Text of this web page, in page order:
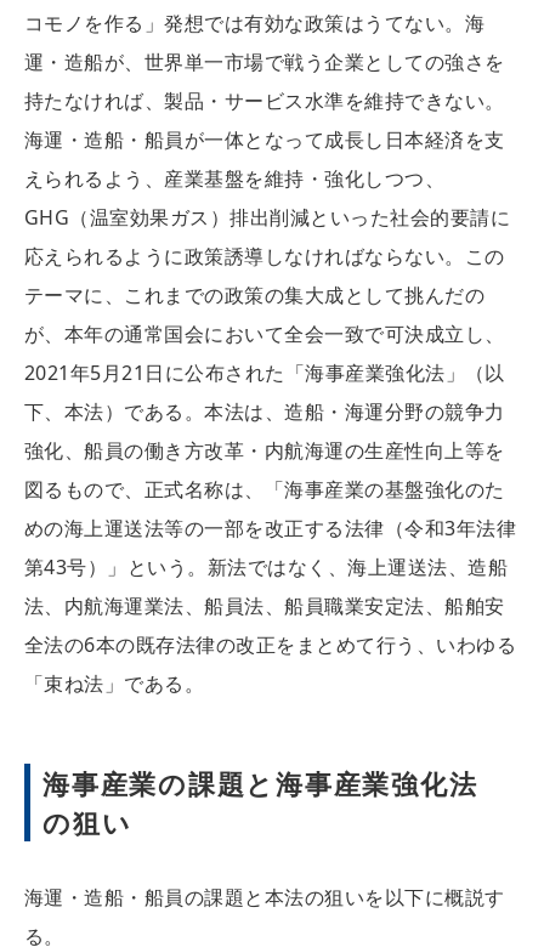
コモノを作る」発想では有効な政策はうてない。海
運・造船が、世界単一市場で戦う企業としての強さを
持たなければ、製品・サービス水準を維持できない。
海運・造船・船員が一体となって成長し日本経済を支
えられるよう、産業基盤を維持・強化しつつ、
GHG（温室効果ガス）排出削減といった社会的要請に
応えられるように政策誘導しなければならない。この
テーマに、これまでの政策の集大成として挑んだの
が、本年の通常国会において全会一致で可決成立し、
2021年5月21日に公布された「海事産業強化法」（以
下、本法）である。本法は、造船・海運分野の競争力
強化、船員の働き方改革・内航海運の生産性向上等を
図るもので、正式名称は、「海事産業の基盤強化のた
めの海上運送法等の一部を改正する法律（令和3年法律
第43号）」という。新法ではなく、海上運送法、造船
法、内航海運業法、船員法、船員職業安定法、船舶安
全法の6本の既存法律の改正をまとめて行う、いわゆる
「束ね法」である。
海事産業の課題と海事産業強化法
の狙い
海運・造船・船員の課題と本法の狙いを以下に概説す
る。